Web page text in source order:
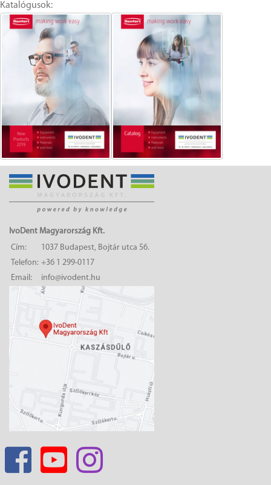
Katalógusok:
IvoDent Magyarország Kft.
Cím:
1037 Budapest, Bojtár utca 56.
Telefon: +36 1 299-0117
Email:
info@ivodent.hu